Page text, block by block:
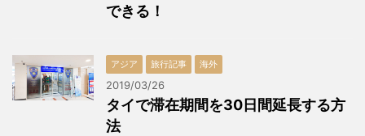
できる！
アジア 旅行記事 海外
2019/03/26
タイで滞在期間を30日間延長する方
法